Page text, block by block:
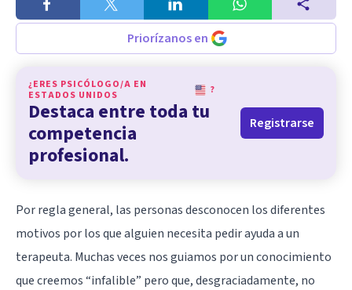
Priorízanos en
¿ERES PSICÓLOGO/A EN
ESTADOS UNIDOS
?
Destaca entre toda tu
competencia
profesional.
Registrarse
Por regla general, las personas desconocen los diferentes
motivos por los que alguien necesita pedir ayuda a un
terapeuta. Muchas veces nos guiamos por un conocimiento
que creemos “infalible” pero que, desgraciadamente, no